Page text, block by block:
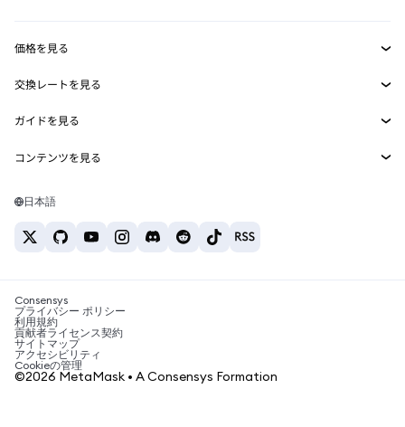
MetaMask Connect
Snaps
Web3サービス
セキュリティ
サポート
キャリア
お問い合わせ
価格を見る
イーサリアムの価格
Solanaの価格
Tetherの価格
交換レートを見る
ETH→USD
USDT→INR
BTC→INR
ETH→USDT
ガイドを見る
ETHの購入
USDTの購入
SHIBの購入
BNBの購入
コンテンツを見る
Solanaウォレット
税制関連ニュース
暗号資産の購入方法は？
ビットコインを売るには？
日本語
Consensys
プライバシー ポリシー
利用規約
貢献者ライセンス契約
サイトマップ
アクセシビリティ
Cookieの管理
©2026 MetaMask • A Consensys Formation